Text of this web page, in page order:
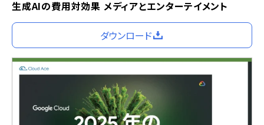
生成AIの費用対効果 メディアとエンターテイメント
ダウンロード